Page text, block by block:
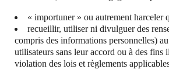
« importuner » ou autrement harceler
recueillir, utiliser ni divulguer des
compris des informations personnelles)
utilisateurs sans leur accord ou à des fins
violation des lois et règlements